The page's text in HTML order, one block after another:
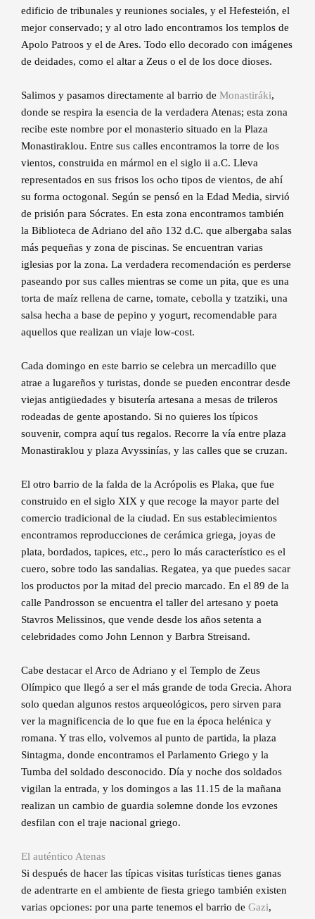
edificio de tribunales y reuniones sociales, y el Hefesteión, el
mejor conservado; y al otro lado encontramos los templos de
Apolo Patroos y el de Ares. Todo ello decorado con imágenes
de deidades, como el altar a Zeus o el de los doce dioses.
Salimos y pasamos directamente al barrio de Monastiráki,
donde se respira la esencia de la verdadera Atenas; esta zona
recibe este nombre por el monasterio situado en la Plaza
Monastiraklou. Entre sus calles encontramos la torre de los
vientos, construida en mármol en el siglo ii a.C. Lleva
representados en sus frisos los ocho tipos de vientos, de ahí
su forma octogonal. Según se pensó en la Edad Media, sirvió
de prisión para Sócrates. En esta zona encontramos también
la Biblioteca de Adriano del año 132 d.C. que albergaba salas
más pequeñas y zona de piscinas. Se encuentran varias
iglesias por la zona. La verdadera recomendación es perderse
paseando por sus calles mientras se come un pita, que es una
torta de maíz rellena de carne, tomate, cebolla y tzatziki, una
salsa hecha a base de pepino y yogurt, recomendable para
aquellos que realizan un viaje low-cost.
Cada domingo en este barrio se celebra un mercadillo que
atrae a lugareños y turistas, donde se pueden encontrar desde
viejas antigüedades y bisutería artesana a mesas de trileros
rodeadas de gente apostando. Si no quieres los típicos
souvenir, compra aquí tus regalos. Recorre la vía entre plaza
Monastiraklou y plaza Avyssinías, y las calles que se cruzan.
El otro barrio de la falda de la Acrópolis es Plaka, que fue
construido en el siglo XIX y que recoge la mayor parte del
comercio tradicional de la ciudad. En sus establecimientos
encontramos reproducciones de cerámica griega, joyas de
plata, bordados, tapices, etc., pero lo más característico es el
cuero, sobre todo las sandalias. Regatea, ya que puedes sacar
los productos por la mitad del precio marcado. En el 89 de la
calle Pandrosson se encuentra el taller del artesano y poeta
Stavros Melissinos, que vende desde los años setenta a
celebridades como John Lennon y Barbra Streisand.
Cabe destacar el Arco de Adriano y el Templo de Zeus
Olímpico que llegó a ser el más grande de toda Grecia. Ahora
solo quedan algunos restos arqueológicos, pero sirven para
ver la magnificencia de lo que fue en la época helénica y
romana. Y tras ello, volvemos al punto de partida, la plaza
Sintagma, donde encontramos el Parlamento Griego y la
Tumba del soldado desconocido. Día y noche dos soldados
vigilan la entrada, y los domingos a las 11.15 de la mañana
realizan un cambio de guardia solemne donde los evzones
desfilan con el traje nacional griego.
El auténtico Atenas
Si después de hacer las típicas visitas turísticas tienes ganas
de adentrarte en el ambiente de fiesta griego también existen
varias opciones: por una parte tenemos el barrio de Gazi,